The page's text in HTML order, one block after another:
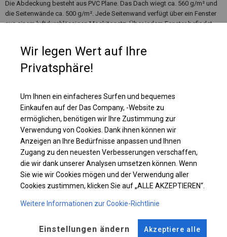
Die Abdeckung besteht aus PVC Plane. Das Dach wiegt ca. 560 g/m² und
die Seitenwände ca. 500 g/m². Jede Seitenwand verfügt über ein Fenster
aus einem luftdurchlässigen Moskitonetz. Über jedem Fenster befindet
Plane ändern
KONSTRUKTION
WINTER PLUS
Stahl ca.fi 50 mm Stahl ca.fi 54 mm
Wir legen Wert auf Ihre
Privatsphäre!
Um Ihnen ein einfacheres Surfen und bequemes
Einkaufen auf der Das Company, -Website zu
ermöglichen, benötigen wir Ihre Zustimmung zur
Verwendung von Cookies. Dank ihnen können wir
Anzeigen an Ihre Bedürfnisse anpassen und Ihnen
Zugang zu den neuesten Verbesserungen verschaffen,
die wir dank unserer Analysen umsetzen können. Wenn
Sie wie wir Cookies mögen und der Verwendung aller
Cookies zustimmen, klicken Sie auf „ALLE AKZEPTIEREN“.
Weitere Informationen zur Cookie-Richtlinie
Einstellungen ändern Akzeptiere alle